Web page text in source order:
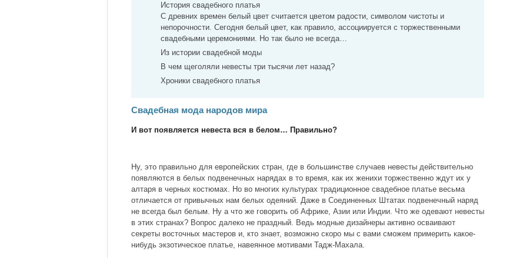
История свадебного платья
С древних времен белый цвет считается цветом радости, символом чистоты и
непорочности. Сегодня белый цвет, как правило, ассоциируется с торжественными
свадебными церемониями. Но так было не всегда…
Из истории свадебной моды
В чем щеголяли невесты три тысячи лет назад?
Хроники свадебного платья
Свадебная мода народов мира
И вот появляется невеста вся в белом… Правильно?
Ну, это правильно для европейских стран, где в большинстве случаев невесты действительно
появляются в белых подвенечных нарядах в то время, как их женихи торжественно ждут их у
алтаря в черных костюмах. Но во многих культурах традиционное свадебное платье весьма
отличается от привычных нам белых одеяний. Даже в Соединенных Штатах подвенечный наряд
не всегда был белым. Ну а что же говорить об Африке, Азии или Индии. Что же одевают невесты
в этих странах? Вопрос далеко не праздный. Ведь модные дизайнеры активно осваивают
секреты восточных мастеров и, кто знает, возможно скоро мы с вами сможем примерить какое-
нибудь экзотическое платье, навеянное мотивами Тадж-Махала.